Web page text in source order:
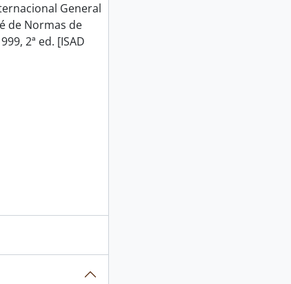
General
de Normas de
2ª ed. [ISAD